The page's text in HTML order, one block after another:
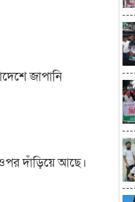
জাপানি
ওপর দাঁড়িয়ে আছে।